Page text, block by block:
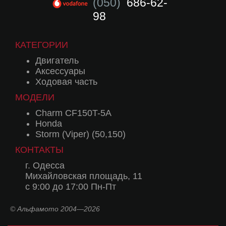
98
КАТЕГОРИИ
Двигатель
Аксессуары
Ходовая часть
МОДЕЛИ
Charm CF150T-5A
Honda
Storm (Viper) (50,150)
КОНТАКТЫ
г. Одесса
Михайловская площадь, 11
с 9:00 до 17:00 Пн-Пт
© Альфамото 2004—2026